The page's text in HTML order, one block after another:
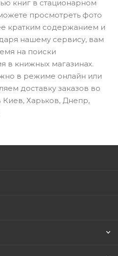
книг в стационарном
просмотреть фото
кратким содержанием и
нашему сервису, вам
на поиски
в книжных магазинах.
в режиме онлайн или
доставку заказов во
Киев, Харьков, Днепр,